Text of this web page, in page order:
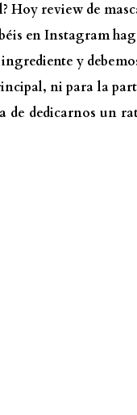
Hoy review de
en Instagram
y
ni para la
de dedicarnos un